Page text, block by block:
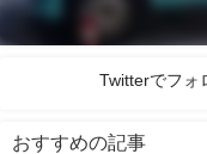
Twitterでフォ
おすすめの記事